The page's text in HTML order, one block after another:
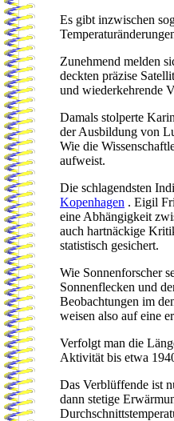
Es gibt inzwischen
Zunehmend melden
deckten präzise
und wiederkehrende
Damals stolperte
der Ausbildung von
Wie die
aufweist.
Die schlagendsten
Kopenhagen . Eigil
eine Abhängigkeit
auch hartnäckige
statistisch gesichert.
Wie Sonnenforscher
Sonnenflecken und
Beobachtungen im
weisen also auf eine
Verfolgt man die
Aktivität bis etwa
Das Verblüffende ist
dann stetige